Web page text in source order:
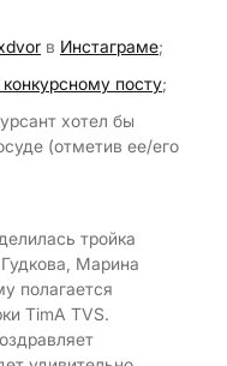
в Инстаграме;
посту;
хотел бы
(отметив ее/его
тройка
Марина
полагается
TimA TVS.